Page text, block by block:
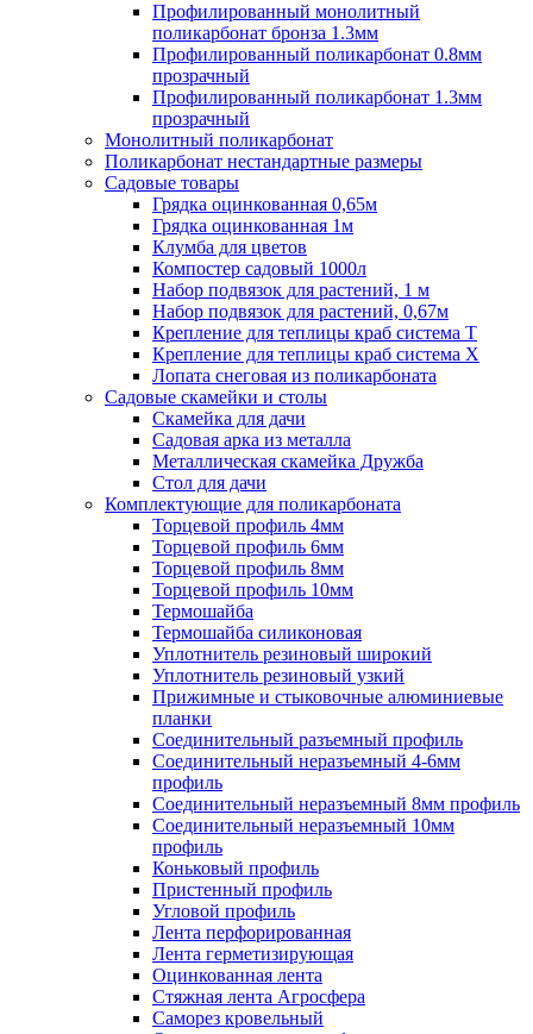
Профилированный монолитный
поликарбонат бронза 1.3мм
Профилированный поликарбонат 0.8мм
прозрачный
Профилированный поликарбонат 1.3мм
прозрачный
Монолитный поликарбонат
Поликарбонат нестандартные размеры
Садовые товары
Грядка оцинкованная 0,65м
Грядка оцинкованная 1м
Клумба для цветов
Компостер садовый 1000л
Набор подвязок для растений, 1 м
Набор подвязок для растений, 0,67м
Крепление для теплицы краб система Т
Крепление для теплицы краб система Х
Лопата снеговая из поликарбоната
Садовые скамейки и столы
Скамейка для дачи
Садовая арка из металла
Металлическая скамейка Дружба
Стол для дачи
Комплектующие для поликарбоната
Торцевой профиль 4мм
Торцевой профиль 6мм
Торцевой профиль 8мм
Торцевой профиль 10мм
Термошайба
Термошайба силиконовая
Уплотнитель резиновый широкий
Уплотнитель резиновый узкий
Прижимные и стыковочные алюминиевые
планки
Соединительный разъемный профиль
Соединительный неразъемный 4-6мм
профиль
Соединительный неразъемный 8мм профиль
Соединительный неразъемный 10мм
профиль
Коньковый профиль
Пристенный профиль
Угловой профиль
Лента перфорированная
Лента герметизирующая
Оцинкованная лента
Стяжная лента Агросфера
Саморез кровельный